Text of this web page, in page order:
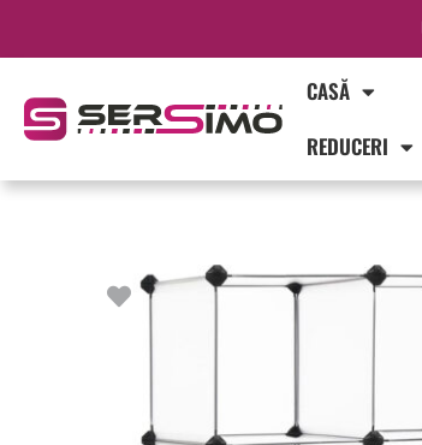
CASĂ
REDUCERI